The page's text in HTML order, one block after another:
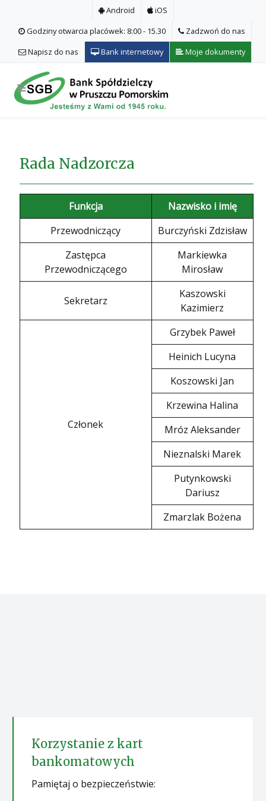
Android
iOS
Godziny otwarcia placówek: 8:00 - 15.30
Zadzwoń do nas
Napisz do nas
Bank internetowy Moje dokumenty
Rada Nadzorcza
Funkcja
Nazwisko i imię
Przewodniczący
Burczyński Zdzisław
Zastępca
Przewodniczącego
Markiewka
Mirosław
Sekretarz
Kaszowski
Kazimierz
Członek
Grzybek Paweł
Heinich Lucyna
Koszowski Jan
Krzewina Halina
Mróz Aleksander
Nieznalski Marek
Putynkowski
Dariusz
Zmarzlak Bożena
Korzystanie z kart
bankomatowych
Pamiętaj o bezpieczeństwie: